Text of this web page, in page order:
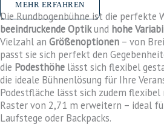
MEHR ERFAHREN
Die Rundbogenbühne ist die perfekte
beeindruckende Optikund hohe
Vielzahl an Größenoptionen – von
passt sie sich perfekt den
die Podesthöhe lässt sich flexibel
die ideale Bühnenlösung für Ihre
Podestfläche lässt sich zudem
Raster von 2,71 m erweitern – ideal
Laufstege oder Backpacks.